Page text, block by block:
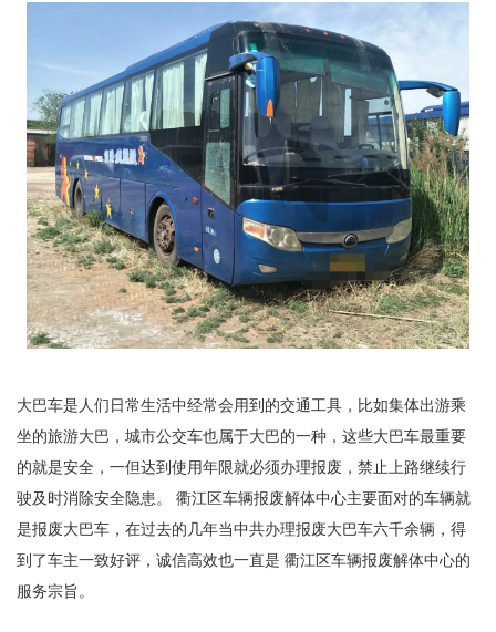
大巴车是人们日常生活中经常会用到的交通工具，比如集体出游乘
坐的旅游大巴，城市公交车也属于大巴的一种，这些大巴车最重要
的就是安全，一但达到使用年限就必须办理报废，禁止上路继续行
驶及时消除安全隐患。 衢江区车辆报废解体中心主要面对的车辆就
是报废大巴车，在过去的几年当中共办理报废大巴车六千余辆，得
到了车主一致好评，诚信高效也一直是 衢江区车辆报废解体中心的
服务宗旨。